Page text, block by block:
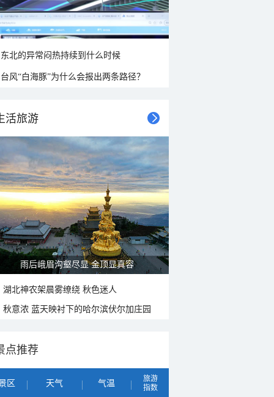
东北的异常闷热持续到什么时候
台风“白海豚”为什么会报出两条路径？
活旅游
山水扇面：秋红点缀颐和园西堤
湖北神农架晨雾缭绕 秋色迷人
秋意浓 蓝天映衬下的哈尔滨伏尔加庄园
点推荐
区 天气 气温
旅游
指数